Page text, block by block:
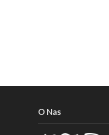
O Nas